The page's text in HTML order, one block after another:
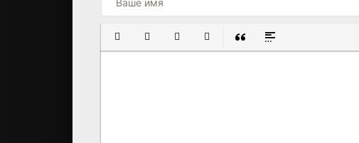
ПОЛУЖИРНЫЙ
КУРСИВПОДЧЕРКНУТЫЙ
ЗАЧЕРКНУТЫЙ
ВСТАВКА ЦИТАТЫ
ВСТАВКА СПОЙЛЕРА